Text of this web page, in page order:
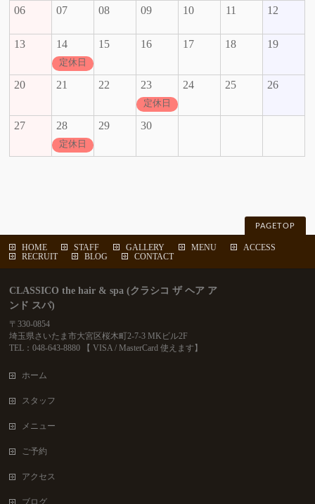
06 07 08 09 10 11 12
13 14
定休日
15 16 17 18 19
20 21 22 23
定休日
24 25 26
27 28
定休日
29 30
PAGETOP
HOME STAFF GALLERY MENU
ACCESS
RECRUIT
BLOG CONTACT
CLASSICO the hair & spa (クラシコ ザ ヘア ア
ンド スパ)
〒330-0854
埼玉県さいたま市大宮区桜木町2-7-3 MKビル2F
TEL：048-643-8880 【 VISA / MasterCard 使えます】
ホーム
スタッフ
メニュー
ご予約
アクセス